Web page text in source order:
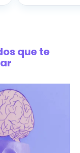
que te